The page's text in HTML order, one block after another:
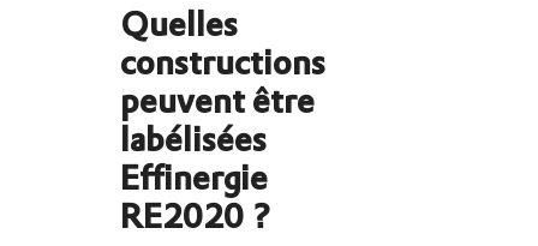
Quelles
constructions
peuvent être
labélisées
Effinergie
RE2020 ?